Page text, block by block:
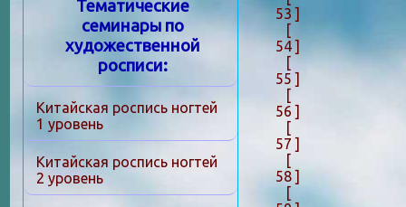
53 ]
[
54 ]
[
55 ]
[
56 ]
[
57 ]
[
58 ]
[
Тематические
семинары по
художественной
росписи:
Китайская роспись ногтей
1 уровень
Китайская роспись ногтей
2 уровень